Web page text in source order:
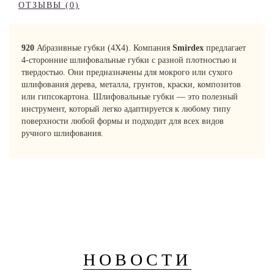
ОТЗЫВЫ (0)
920 Абразивные губки (4X4). Компания Smirdex предлагает
4-сторонние шлифовальные губки с разной плотностью и
твердостью. Они предназначены для мокрого или сухого
шлифования дерева, металла, грунтов, краски, композитов
или гипсокартона. Шлифовальные губки — это полезный
инструмент, который легко адаптируется к любому типу
поверхности любой формы и подходит для всех видов
ручного шлифования.
НОВОСТИ